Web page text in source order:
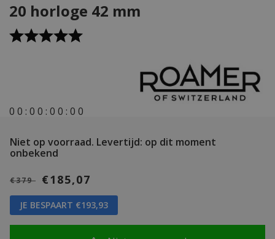
20 horloge 42 mm
0 0 : 0 0 : 0 0 : 0 0
Niet op voorraad. Levertijd: op dit moment
onbekend
€379 €185,07
JE BESPAART €193,93